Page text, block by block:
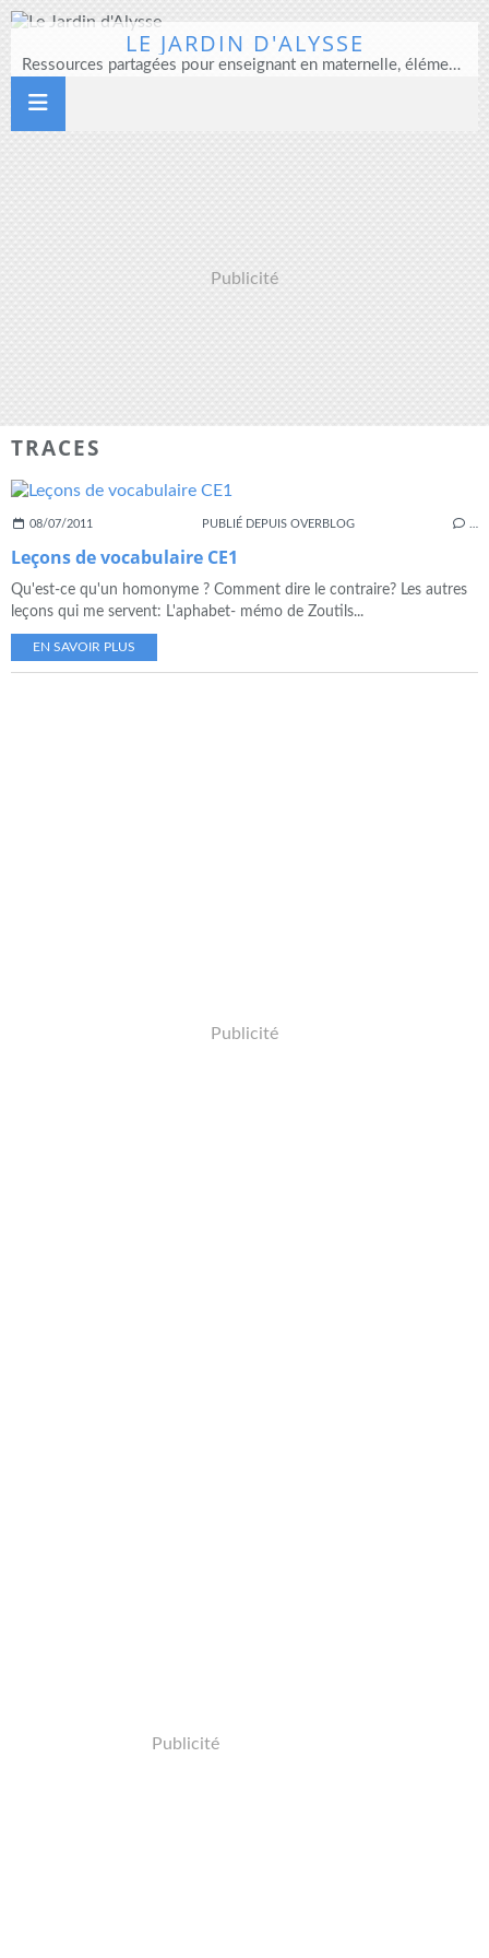
LE JARDIN D'ALYSSE
Ressources partagées pour enseignant en maternelle, élémentaire et direction d'école
Publicité
TRACES
08/07/2011 PUBLIÉ DEPUIS OVERBLOG
Leçons de vocabulaire CE1
Qu'est-ce qu'un homonyme ? Comment dire le contraire? Les autres
leçons qui me servent: L'aphabet- mémo de Zoutils...
EN SAVOIR PLUS
Publicité
Publicité